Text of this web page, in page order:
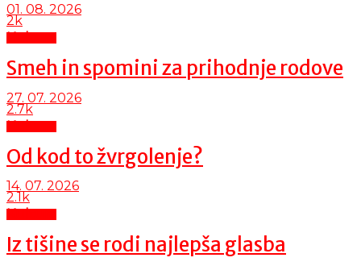
01. 08. 2026
2k
Kultura
Smeh in spomini za prihodnje rodove
27. 07. 2026
2.7k
Kultura
Od kod to žvrgolenje?
14. 07. 2026
2.1k
Iz tišine se rodi najlepša glasba